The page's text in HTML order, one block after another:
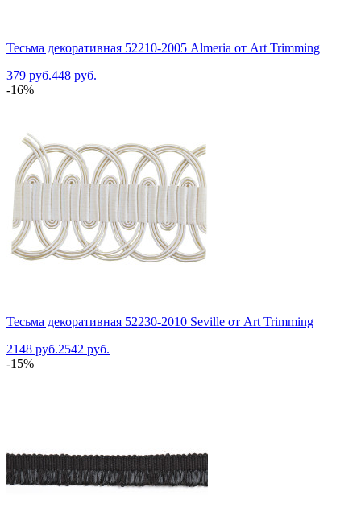
Тесьма декоративная 52210-2005 Almeria от Art Trimming
379 руб.448 руб.
-16%
Тесьма декоративная 52230-2010 Seville от Art Trimming
2148 руб.2542 руб.
-15%